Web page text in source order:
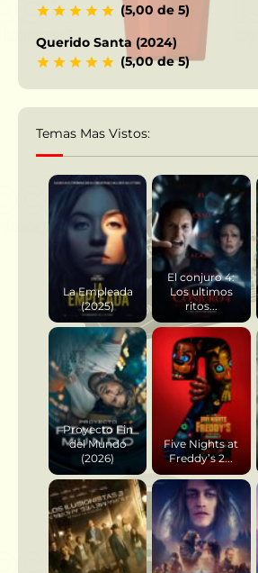
(5,00 de 5)
Querido Santa (2024)
(5,00 de 5)
Temas Mas Vistos:
La Empleada
(2025)
El conjuro 4:
Los ultimos
ritos...
Proyecto Fin
del Mundo
(2026)
Five Nights at
Freddy’s 2...